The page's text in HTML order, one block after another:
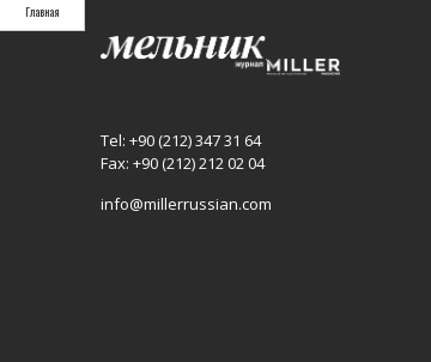
Главная
Tel: +90 (212) 347 31 64
Fax: +90 (212) 212 02 04
info@millerrussian.com